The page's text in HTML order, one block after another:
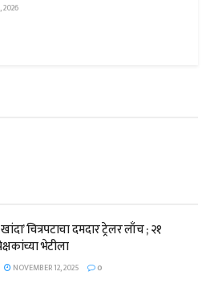
2026
चित्रपटाचा दमदार ट्रेलर लाँच ; २१
भेटीला
NOVEMBER 12, 2025 0